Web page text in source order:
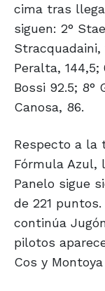
cima tras
siguen: 2°
Stracquadaini,
Peralta, 144,5;
Bossi 92.5; 8°
Canosa, 86.
Respecto a la
Fórmula Azul,
Panelo sigue
de 221
continúa
pilotos
Cos y